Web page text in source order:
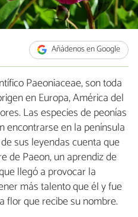
Añádenos en Google
Paeoniaceae, son toda
en Europa, América del
Las especies de peonías
encontrarse en la península
sus leyendas cuenta que
de Paeon, un aprendiz de
llegó a provocar la
más talento que él y fue
flor que recibe su nombre.